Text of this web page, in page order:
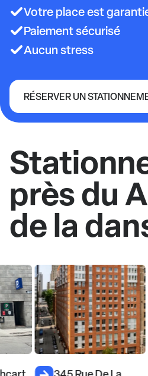
Votre place est
Paiement sécurisé
Aucun stress
RÉSERVER UN
près du
de la